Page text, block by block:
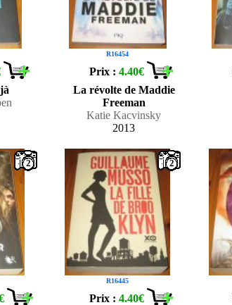
R16454
Prix :4.40€
La révolte de Maddie
Freeman
Katie Kacvinsky
2013
2
R16445
2
Prix :4.40€